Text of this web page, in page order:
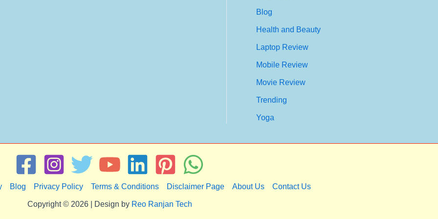
Blog
Health and Beauty
Laptop Review
Mobile Review
Movie Review
Trending
Yoga
Blog Privacy Policy Terms & Conditions Disclaimer Page About Us Contact Us
Copyright © 2026 | Design by Reo Ranjan Tech